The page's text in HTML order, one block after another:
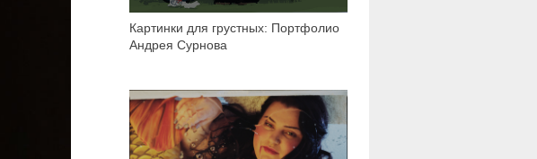
Картинки для грустных: Портфолио
Андрея Сурнова
11 641